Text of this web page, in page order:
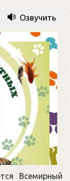
Озвучить
Всемирный